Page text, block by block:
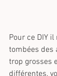
Pour ce DIY
tombées des
trop grosses